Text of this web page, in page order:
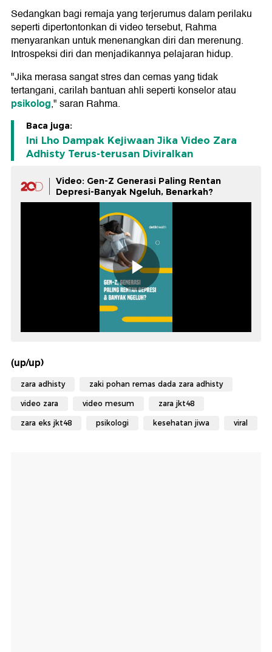
Sedangkan bagi remaja yang terjerumus dalam perilaku
seperti dipertontonkan di video tersebut, Rahma
menyarankan untuk menenangkan diri dan merenung.
Introspeksi diri dan menjadikannya pelajaran hidup.
"Jika merasa sangat stres dan cemas yang tidak
tertangani, carilah bantuan ahli seperti konselor atau
psikolog," saran Rahma.
Baca juga:
Ini Lho Dampak Kejiwaan Jika Video Zara
Adhisty Terus-terusan Diviralkan
Video: Gen-Z Generasi Paling Rentan
Depresi-Banyak Ngeluh, Benarkah?
(up/up)
zara adhisty zaki pohan remas dada zara adhisty
video zara video mesum zara jkt48
zara eks jkt48 psikologi kesehatan jiwa viral